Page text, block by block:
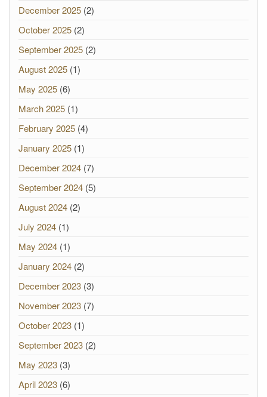
December 2025 (2)
October 2025 (2)
September 2025 (2)
August 2025 (1)
May 2025 (6)
March 2025 (1)
February 2025 (4)
January 2025 (1)
December 2024 (7)
September 2024 (5)
August 2024 (2)
July 2024 (1)
May 2024 (1)
January 2024 (2)
December 2023 (3)
November 2023 (7)
October 2023 (1)
September 2023 (2)
May 2023 (3)
April 2023 (6)